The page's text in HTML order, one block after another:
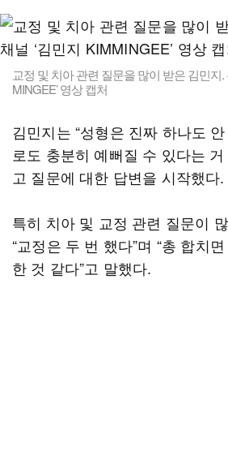
교정 및 치아 관련 질문을 많이 받은 김민지.
MINGEE’ 영상 캡처
김민지는 “성형은 진짜 하나도
로도 충분히 예뻐질 수 있다는
고 질문에 대한 답변을 시작했다.
특히 치아 및 교정 관련 질문이
“교정은 두 번 했다”며 “총 합치
한 것 같다”고 말했다.